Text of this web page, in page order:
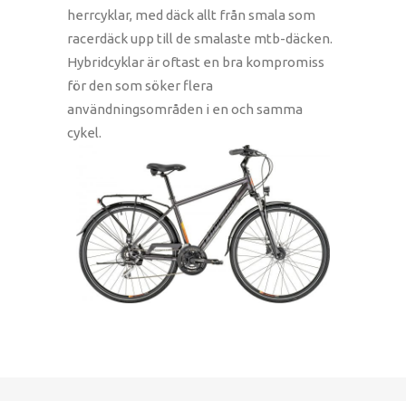
herrcyklar, med däck allt från smala som
racerdäck upp till de smalaste mtb-däcken.
Hybridcyklar är oftast en bra kompromiss
för den som söker flera
användningsområden i en och samma
cykel.